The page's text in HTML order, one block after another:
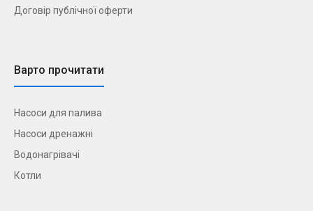
Договір публічної оферти
Варто прочитати
Насоси для палива
Насоси дренажні
Водонагрівачі
Котли